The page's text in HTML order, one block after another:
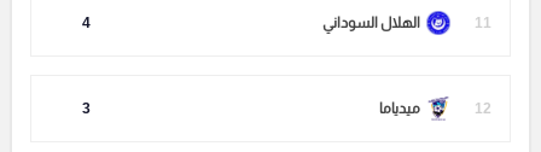
11 الهلال السوداني 4
12 ميدياما 3